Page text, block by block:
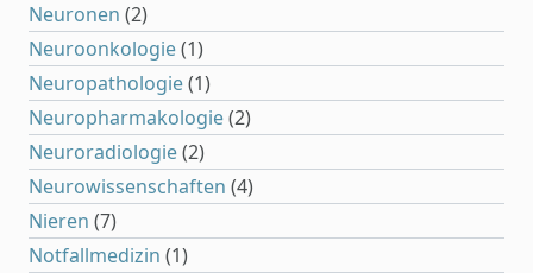
Neuronen (2)
Neuroonkologie(1)
Neuropathologie(1)
Neuropharmakologie(2)
Neuroradiologie(2)
Neurowissenschaften (4)
Nieren (7)
Notfallmedizin (1)